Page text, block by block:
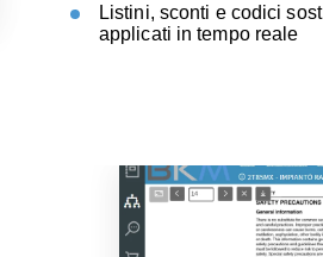
Listini, sconti e codici
applicati in tempo reale